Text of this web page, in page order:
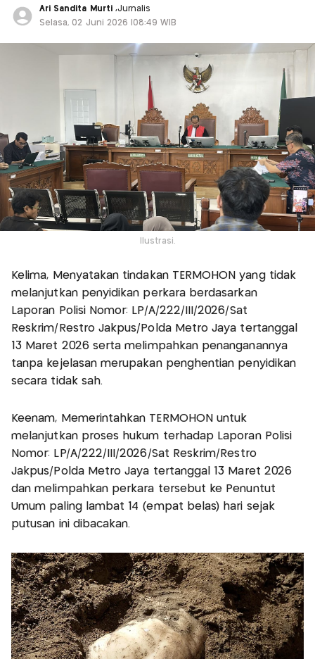
Ari Sandita Murti ,Jurnalis
Selasa, 02 Juni 2026 |08:49 WIB
Ilustrasi.
Kelima, Menyatakan tindakan TERMOHON yang tidak
melanjutkan penyidikan perkara berdasarkan
Laporan Polisi Nomor: LP/A/222/III/2026/Sat
Reskrim/Restro Jakpus/Polda Metro Jaya tertanggal
13 Maret 2026 serta melimpahkan penanganannya
tanpa kejelasan merupakan penghentian penyidikan
secara tidak sah.
Keenam, Memerintahkan TERMOHON untuk
melanjutkan proses hukum terhadap Laporan Polisi
Nomor: LP/A/222/III/2026/Sat Reskrim/Restro
Jakpus/Polda Metro Jaya tertanggal 13 Maret 2026
dan melimpahkan perkara tersebut ke Penuntut
Umum paling lambat 14 (empat belas) hari sejak
putusan ini dibacakan.